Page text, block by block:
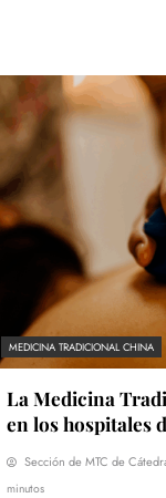
MEDICINA TRADICIONAL CHINA
La Medicina
en los hospitales
Sección de MTC de
minutos